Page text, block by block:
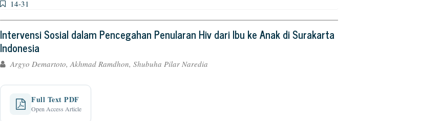
14-31
Intervensi Sosial dalam Pencegahan Penularan Hiv dari Ibu ke Anak di Surakarta
Indonesia
Argyo Demartoto, Akhmad Ramdhon, Shubuha Pilar Naredia
Full Text PDF
Open Access Article